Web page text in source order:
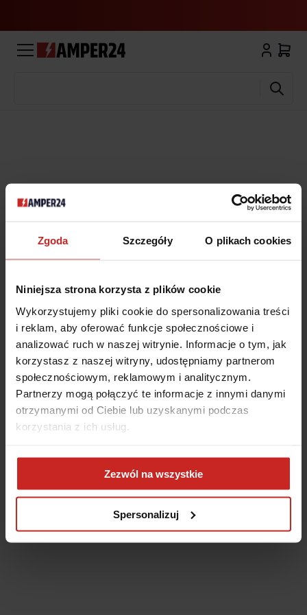
Zgoda Szczegóły O plikach cookies
Niniejsza strona korzysta z plików cookie
Wykorzystujemy pliki cookie do spersonalizowania treści
i reklam, aby oferować funkcje społecznościowe i
analizować ruch w naszej witrynie. Informacje o tym, jak
korzystasz z naszej witryny, udostępniamy partnerom
społecznościowym, reklamowym i analitycznym.
Partnerzy mogą połączyć te informacje z innymi danymi
otrzymanymi od Ciebie lub uzyskanymi podczas
korzystania z ich usług.
Zezwól na wszystkie
Spersonalizuj
browser console for more information)